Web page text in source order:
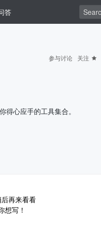
答
参与讨论 关注
心应手的工具集合。
再来看看
想写！